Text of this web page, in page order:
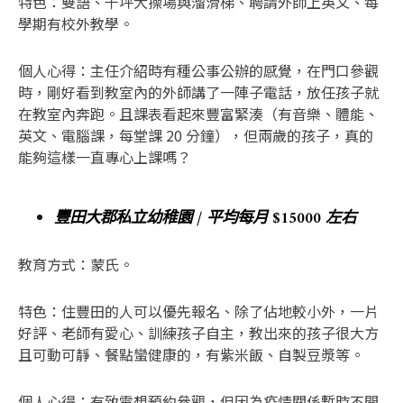
學期有校外教學。
個人心得：主任介紹時有種公事公辦的感覺，在門口參觀
時，剛好看到教室內的外師講了一陣子電話，放任孩子就
在教室內奔跑。且課表看起來豐富緊湊（有音樂、體能、
英文、電腦課，每堂課 20 分鐘），但兩歲的孩子，真的
能夠這樣一直專心上課嗎？
豐田大郡私立幼稚園 / 平均每月 $15000 左右
教育方式：蒙氏。
特色：住豐田的人可以優先報名、除了佔地較小外，一片
好評、老師有愛心、訓練孩子自主，教出來的孩子很大方
且可動可靜、餐點蠻健康的，有紫米飯、自製豆漿等。